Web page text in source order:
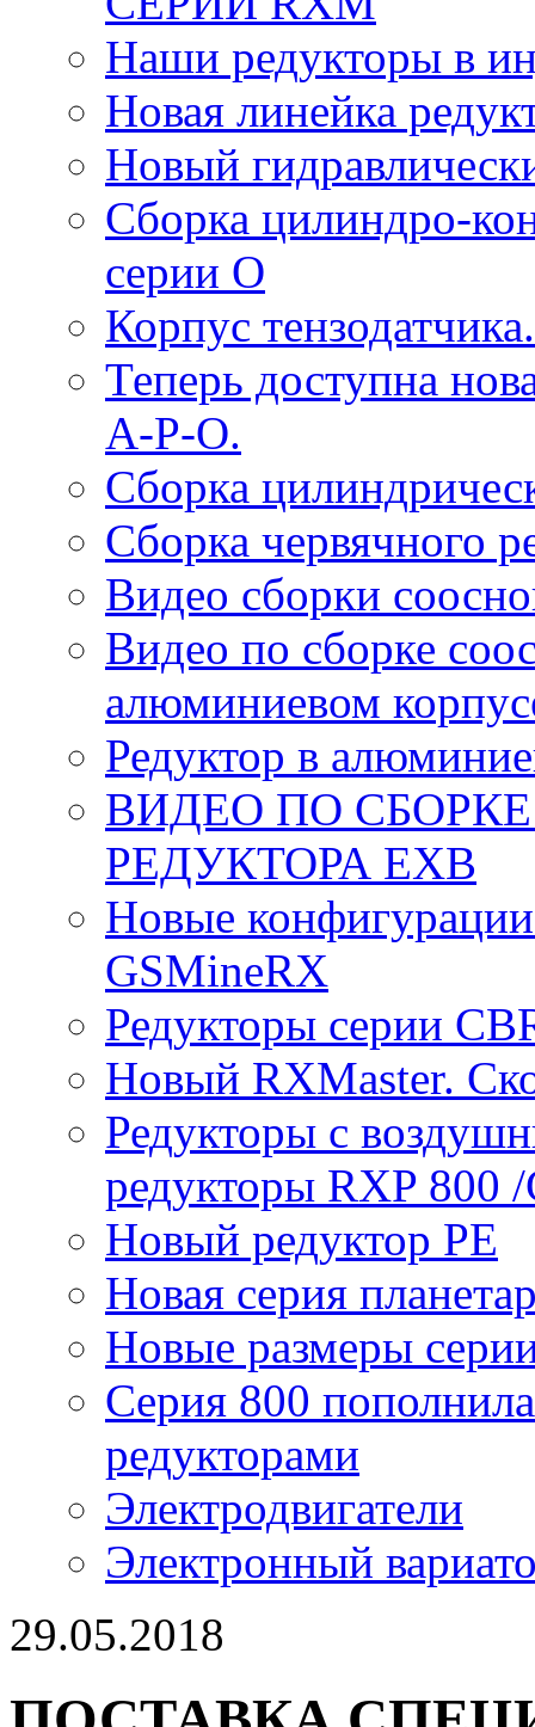
Наши редукторы в
Новая линейка
Новый
Сборка цилиндро-
серии O
Корпус тензодатчика.
Теперь доступна
A-P-O.
Сборка
Сборка червячного
Видео сборки
Видео по сборке
алюминиевом
Редуктор в
ВИДЕО ПО
РЕДУКТОРА EXB
Новые
GSMineRX
Редукторы серии
Новый RXMaster.
Редукторы с
редукторы RXP 800
Новый редуктор PE
Новая серия
Новые размеры
Серия 800
редукторами
Электродвигатели
Электронный
29.05.2018